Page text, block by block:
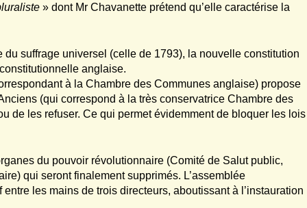
» dont Mr Chavanette prétend qu’elle caractérise la
suffrage universel (celle de 1793), la nouvelle constitution
anglaise.
à la Chambre des Communes anglaise) propose
(qui correspond à la très conservatrice Chambre des
de les refuser. Ce qui permet évidemment de bloquer les lois
du pouvoir révolutionnaire (Comité de Salut public,
qui seront finalement supprimés. L’assemblée
les mains de trois directeurs, aboutissant à l’instauration